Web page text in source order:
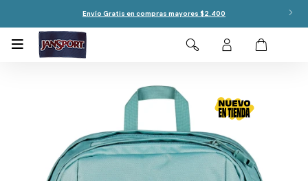
Envío Gratis en compras mayores $2.400
